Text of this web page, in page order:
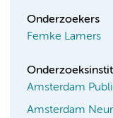
Onderzoekers
Femke Lamers
Amsterdam
Amsterdam